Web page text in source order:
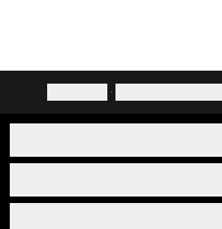
·
Über uns